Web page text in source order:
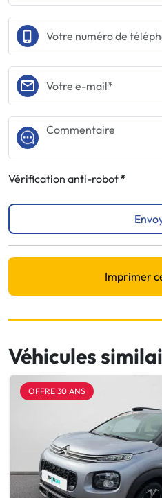
Vérification anti-robot
Imprimer
Véhicules
OFFRE 30 ANS